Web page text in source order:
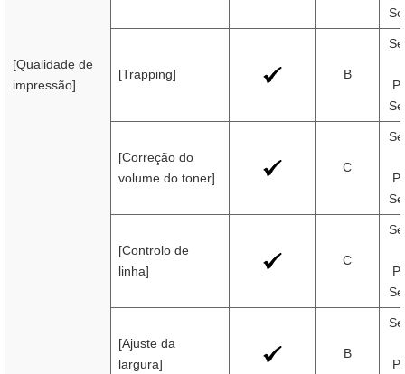
[Qualidade de
impressão]
[Trapping] B
[Correção do
volume do toner]
C
[Controlo de
linha]
C
[Ajuste da
largura]
B